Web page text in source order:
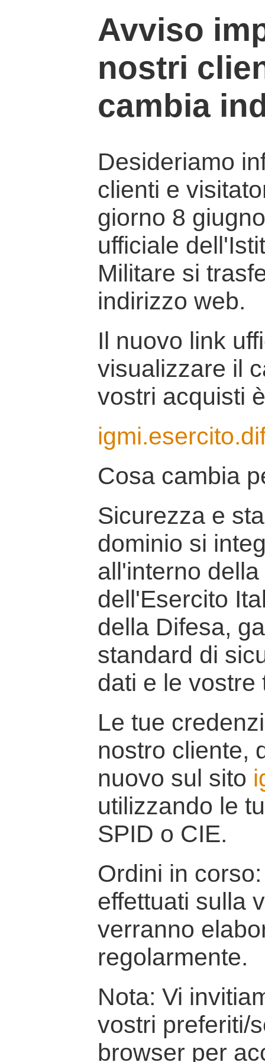
Avviso
nostri
cambia
Desideriamo
clienti e
giorno 8
ufficiale
Militare si
indirizzo web.
Il nuovo link
visualizzare il
vostri acquisti
Cosa cambia
Sicurezza e
dominio si
all'interno
dell'Esercito
della Difesa,
standard di
dati e le vostre
Le tue
nostro cliente,
nuovo sul sito
utilizzando le
SPID o CIE.
Ordini in
effettuati sulla
verranno
regolarmente.
Nota: Vi
vostri preferiti/
browser per